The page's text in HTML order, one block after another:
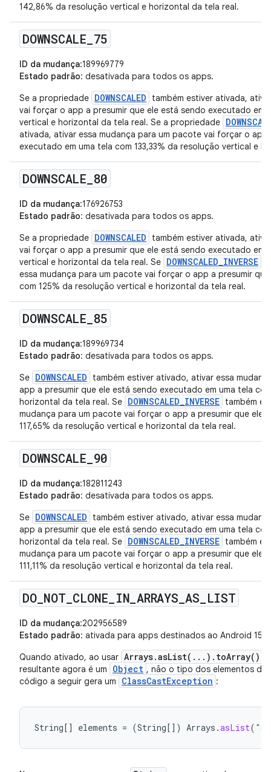
142,86% da resolução vertical e horizontal da tela real.
DOWNSCALE 75
ID da mudança:189969779
Estado padrão: desativada para todos os apps.
Se a propriedade DOWNSCALED
também estiver ativada,
vai forçar o app a presumir que ele está sendo executado em
vertical e horizontal da tela real. Se a propriedade
ativada, ativar essa mudança para um pacote vai forçar o
executado em uma tela com 133,33% da resolução vertical e
DOWNSCALE 80
ID da mudança:176926753
Estado padrão: desativada para todos os apps.
Se a propriedade DOWNSCALED
também estiver ativada,
vai forçar o app a presumir que ele está sendo executado em
vertical e horizontal da tela real. Se DOWNSCALED_INVERSE
essa mudança para um pacote vai forçar o app a presumir
com 125% da resolução vertical e horizontal da tela real.
DOWNSCALE 85
ID da mudança:189969734
Estado padrão: desativada para todos os apps.
Se DOWNSCALED
também estiver ativado, ativar essa
app a presumir que ele está sendo executado em uma tela
horizontal da tela real. Se DOWNSCALED_INVERSE também
mudança para um pacote vai forçar o app a presumir que ele
117,65% da resolução vertical e horizontal da tela real.
DOWNSCALE 90
ID da mudança:182811243
Estado padrão: desativada para todos os apps.
Se DOWNSCALED
também estiver ativado, ativar essa
app a presumir que ele está sendo executado em uma tela
horizontal da tela real. Se DOWNSCALED_INVERSE também
mudança para um pacote vai forçar o app a presumir que ele
111,11% da resolução vertical e horizontal da tela real.
DO_ NOT CLONE IN ARRAYS AS LIST
ID da mudança:202956589
Estado padrão: ativada para apps destinados ao Android 15
Quando ativado, ao usar Arrays.asList(...).toArray()
resultante agora é um
Object , não o tipo dos elementos
código a seguir gera um
ClassCastException :
String [] elements = (String [] ) Arrays .asList(